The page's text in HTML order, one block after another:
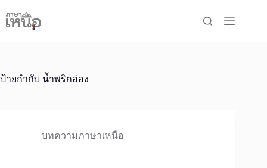
to
content
ป้ายกำกับ น้ำพริกอ่อง
บทความภาษาเหนือ